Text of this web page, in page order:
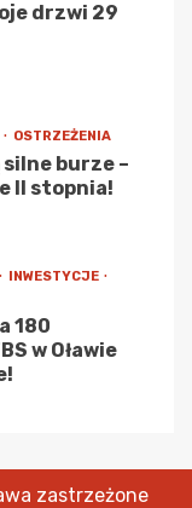
drzwi 29
OSTRZEŻENIA
burze –
II stopnia!
INWESTYCJE
180
w Oławie
zastrzeżone